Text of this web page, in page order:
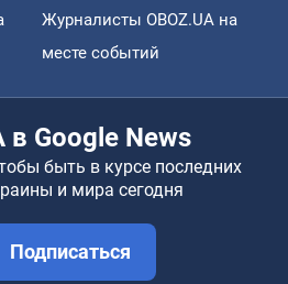
Журналисты OBOZ.UA на
месте событий
в Google News
быть в курсе последних
и мира сегодня
Подписаться